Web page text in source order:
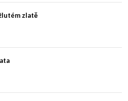
zlatě